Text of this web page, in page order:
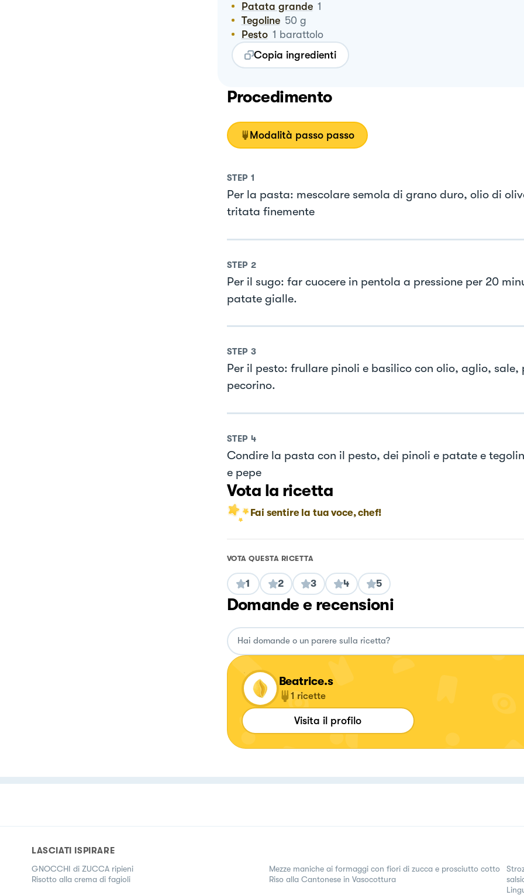
Patata grande 1
Tegoline 50 g
Pesto 1 barattolo
Copia ingredienti
Procedimento
Modalità passo passo
STEP 1
Per la pasta: mescolare semola di grano duro, olio di
tritata finemente
STEP 2
Per il sugo: far cuocere in pentola a pressione per 20
patate gialle.
STEP 3
Per il pesto: frullare pinoli e basilico con olio, aglio, sale,
pecorino.
STEP 4
Condire la pasta con il pesto, dei pinoli e patate e
e pepe
Vota la ricetta
Fai sentire la tua voce, chef!
VOTA QUESTA RICETTA
1 2 3 4 5
Domande e recensioni
Beatrice.s
1 ricette
Visita il profilo
LASCIATI ISPIRARE
GNOCCHI di ZUCCA ripieni
Risotto alla crema di fagioli
Mezze maniche ai formaggi con fiori di zucca e prosciutto cotto
Riso alla Cantonese in Vasocottura